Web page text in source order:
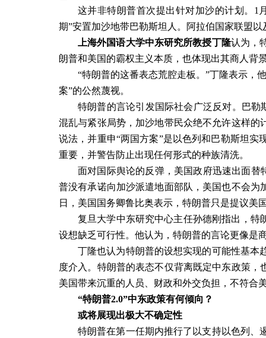
这并非特朗普首次提出针对加沙的计划。 1
期”安置加沙地带巴勒斯坦人。阿拉伯国家联盟
上海外国语大学中东研究所教授丁隆认为，
朗普和美国的霸权主义本质，也体现出其商人背
“特朗普的这番表态荒腔走板。”丁隆表示，
案”的公然蔑视。
特朗普的言论引发国际社会广泛反对。巴勒
混乱与紧张局势，加沙地带民众绝不允许这样的
说法，并重申“两国方案”是以色列和巴勒斯坦
重要，并警告防止出现任何形式的种族清洗。
面对国际舆论的反弹，美国政府迅速出面替
普没有承诺向加沙派遣地面部队，美国也不会为
日，美国国务卿鲁比奥表示，特朗普只是提议美
复旦大学中东研究中心主任孙德刚指出，特
设想缺乏可行性。他认为，特朗普的言论更像是
丁隆也认为特朗普的设想实现的可能性基本
度介入。特朗普的表态不仅背离既定中东政策
美国带来沉重的人员、财政和外交负担，不符合
“特朗普2.0”中东政策有何倾向？
或将展现出极大不确定性
特朗普在第一任期内推行了以支持以色列、